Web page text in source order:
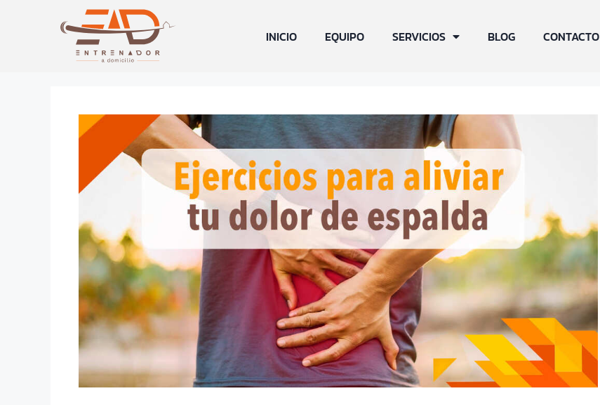
INICIO EQUIPO SERVICIOS BLOG CONTACTO